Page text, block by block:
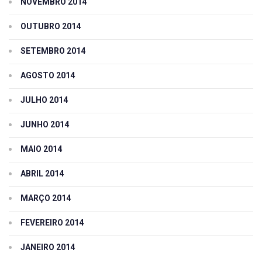
NOVEMBRO 2014
OUTUBRO 2014
SETEMBRO 2014
AGOSTO 2014
JULHO 2014
JUNHO 2014
MAIO 2014
ABRIL 2014
MARÇO 2014
FEVEREIRO 2014
JANEIRO 2014